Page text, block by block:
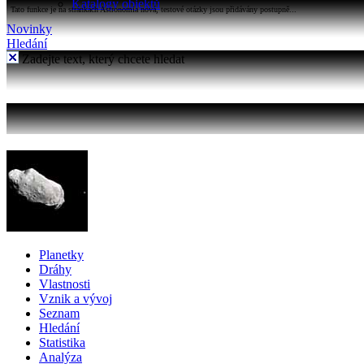
Katalogy objektů
Tato funkce je na stránkách Astronomia nová, testové otázky jsou přidávány postupně...
Novinky
Hledání
Zadejte text, který chcete hledat
Planetky
Dráhy
Vlastnosti
Vznik a vývoj
Seznam
Hledání
Statistika
Analýza